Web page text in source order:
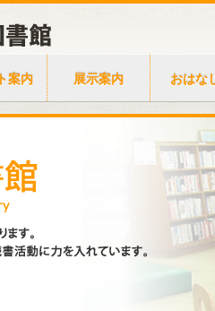
案内 展示案内 おはな